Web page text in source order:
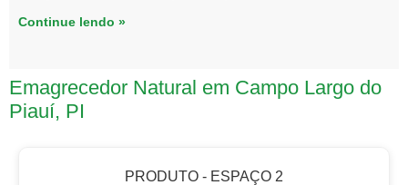
Continue lendo »
Emagrecedor Natural em Campo Largo do
Piauí, PI
PRODUTO - ESPAÇO 2